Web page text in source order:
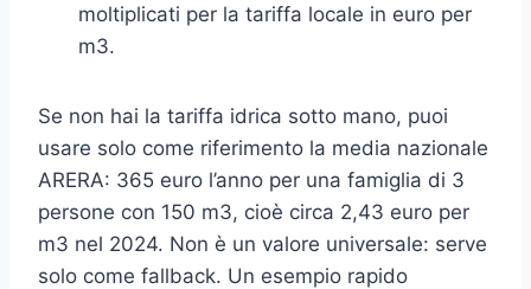
moltiplicati per la tariffa locale in euro per
m3.
Se non hai la tariffa idrica sotto mano, puoi
usare solo come riferimento la media nazionale
ARERA: 365 euro l’anno per una famiglia di 3
persone con 150 m3, cioè circa 2,43 euro per
m3 nel 2024. Non è un valore universale: serve
solo come fallback. Un esempio rapido